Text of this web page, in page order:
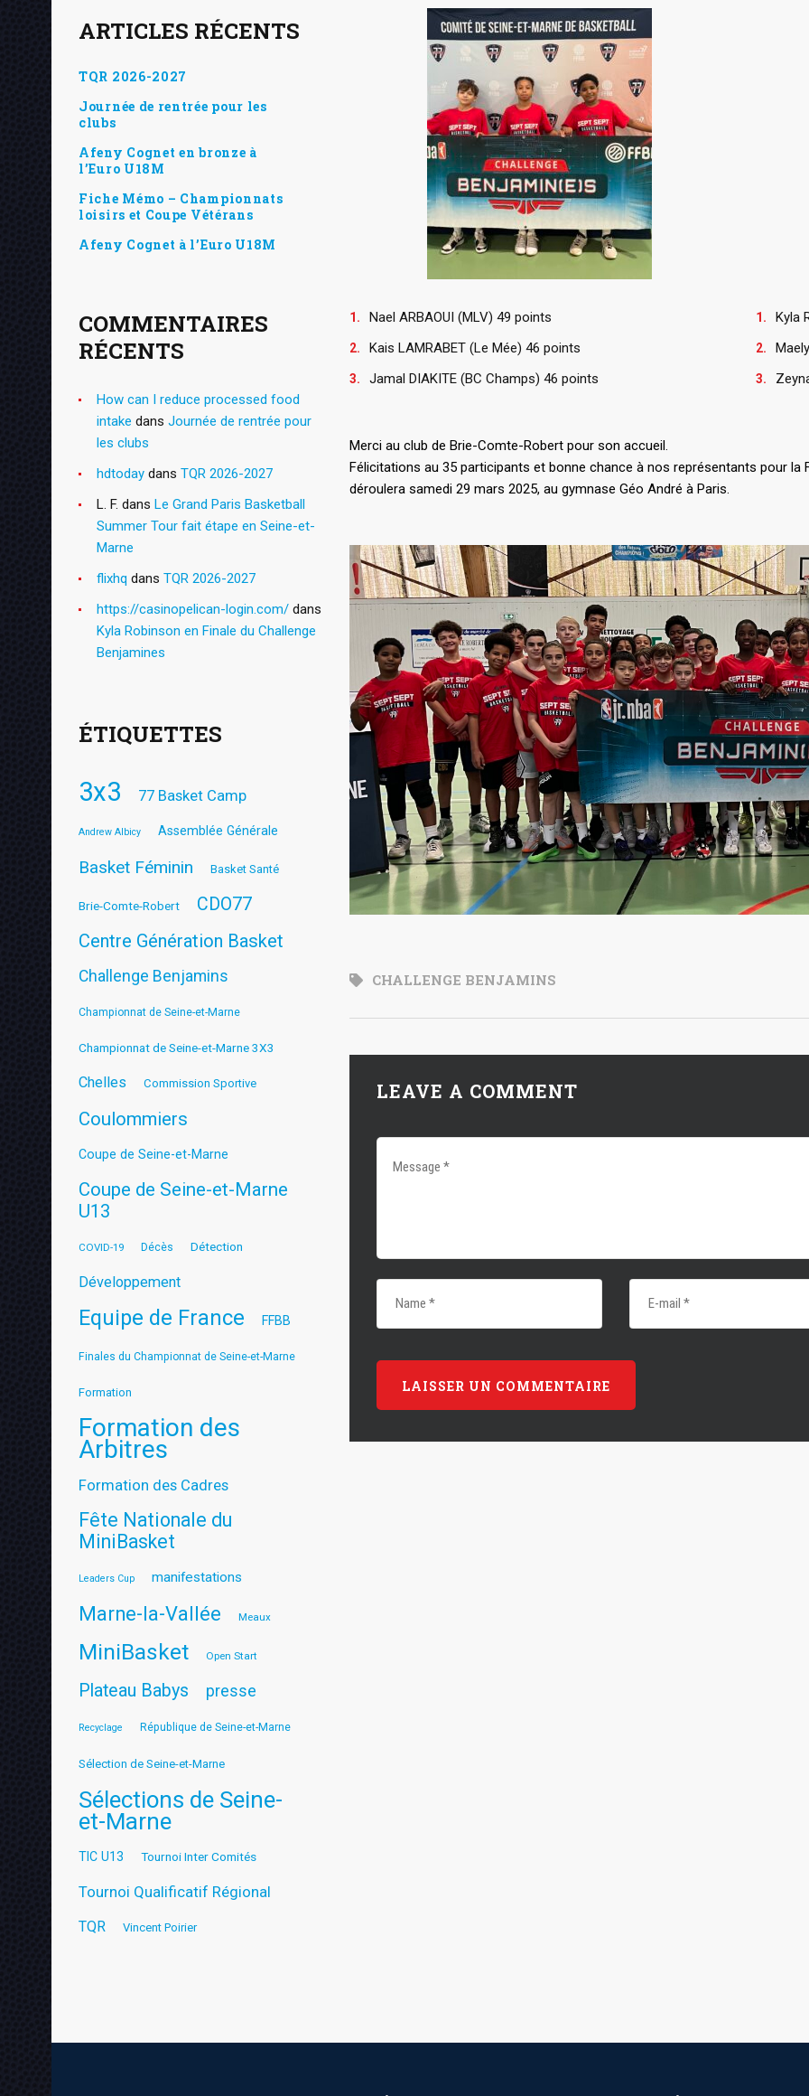
Nael ARBAOUI (MLV) 49 points
Kais LAMRABET (Le Mée) 46 points
Jamal DIAKITE (BC Champs) 46 points
Kyla
Merci au club de Brie-Comte-Robert pour son accueil.
Félicitations au 35 participants et bonne chance à nos représentants pour la
déroulera samedi 29 mars 2025, au gymnase Géo André à Paris.
CHALLENGE BENJAMINS
LEAVE A COMMENT
ARTICLES RÉCENTS
TQR 2026-2027
Journée de rentrée pour les
clubs
Afeny Cognet en bronze à
l’Euro U18M
Fiche Mémo – Championnats
loisirs et Coupe Vétérans
Afeny Cognet à l’Euro U18M
COMMENTAIRES
RÉCENTS
How can I reduce processed food
intake dans Journée de rentrée pour
les clubs
hdtoday dans TQR 2026-2027
L. F. dans Le Grand Paris Basketball
Summer Tour fait étape en Seine-et-
Marne
flixhq dans TQR 2026-2027
https://casinopelican-login.com/ dans
Kyla Robinson en Finale du Challenge
Benjamines
ÉTIQUETTES
3x3 77 Basket Camp
Andrew Albicy Assemblée Générale
Basket Féminin Basket Santé
Brie-Comte-Robert CDO77
Centre Génération Basket
Challenge Benjamins
Championnat de Seine-et-Marne
Championnat de Seine-et-Marne 3X3
Chelles Commission Sportive
Coulommiers
Coupe de Seine-et-Marne
Coupe de Seine-et-Marne
U13
COVID-19 Décès Détection
Développement
Equipe de France FFBB
Finales du Championnat de Seine-et-Marne
Formation
Formation des
Arbitres
Formation des Cadres
Fête Nationale du
MiniBasket
Leaders Cup manifestations
Marne-la-Vallée Meaux
MiniBasket Open Start
Plateau Babys presse
Recyclage République de Seine-et-Marne
Sélection de Seine-et-Marne
Sélections de Seine-
et-Marne
TIC U13 Tournoi Inter Comités
Tournoi Qualificatif Régional
TQR Vincent Poirier